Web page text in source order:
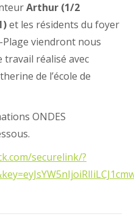
Arthur (1/2
et les résidents du foyer
Plage viendront nous
réalisé avec
de l’école de
ONDES
securelink/?